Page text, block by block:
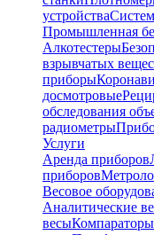
устройства
Промышленная
Алкотестеры
взрывчатых
приборы
досмотровые
обследования
радиометры
Услуги
Аренда приборов
приборов
Весовое
Аналитические
весы